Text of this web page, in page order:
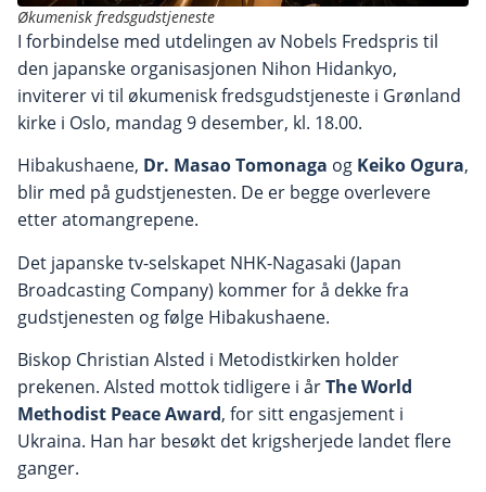
Økumenisk fredsgudstjeneste
I forbindelse med utdelingen av Nobels Fredspris til
den japanske organisasjonen Nihon Hidankyo,
inviterer vi til økumenisk fredsgudstjeneste i Grønland
kirke i Oslo, mandag 9 desember, kl. 18.00.
Hibakushaene, Dr. Masao Tomonaga og Keiko Ogura,
blir med på gudstjenesten. De er begge overlevere
etter atomangrepene.
Det japanske tv-selskapet NHK-Nagasaki (Japan
Broadcasting Company) kommer for å dekke fra
gudstjenesten og følge Hibakushaene.
Biskop Christian Alsted i Metodistkirken holder
prekenen. Alsted mottok tidligere i årThe World
Methodist Peace Award, for sitt engasjement i
Ukraina. Han har besøkt det krigsherjede landet flere
ganger.